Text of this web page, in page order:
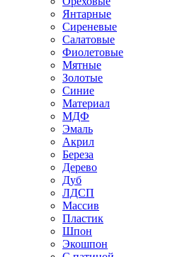
Янтарные
Сиреневые
Салатовые
Фиолетовые
Мятные
Золотые
Синие
Материал
МДФ
Эмаль
Акрил
Береза
Дерево
Дуб
ЛДСП
Массив
Пластик
Шпон
Экошпон